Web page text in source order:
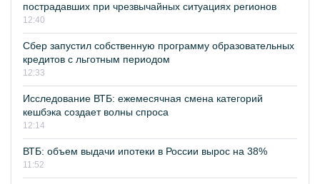
пострадавших при чрезвычайных ситуациях регионов
12:40
Сбер запустил собственную программу образовательных
кредитов с льготным периодом
12:33
Исследование ВТБ: ежемесячная смена категорий
кешбэка создает волны спроса
12:14
ВТБ: объем выдачи ипотеки в России вырос на 38%
11:52